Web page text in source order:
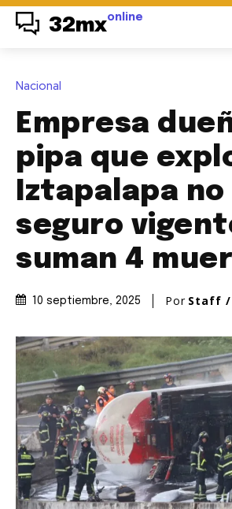
32mxonline
Nacional
Empresa
pipa que
Iztapalapa
seguro
suman 4
10 septiembre, 2025 Por Staff /